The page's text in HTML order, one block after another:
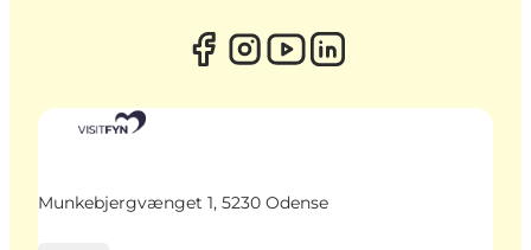
Munkebjergvænget 1, 5230 Odense